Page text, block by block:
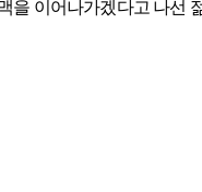
을 이어나가겠다고 나선